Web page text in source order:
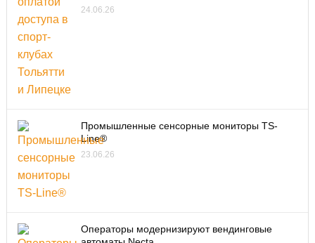
24.06.26
Промышленные сенсорные мониторы TS-
Line®
23.06.26
Операторы модернизируют вендинговые